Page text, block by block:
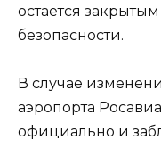
остается
безопасности.
В случае
аэропорта
официально и